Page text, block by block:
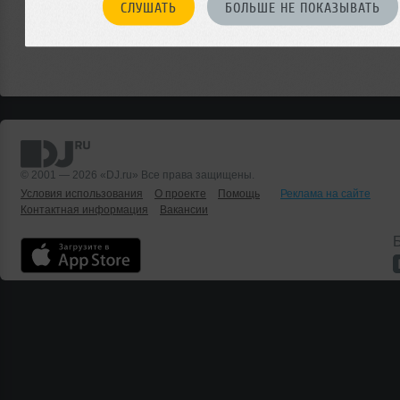
СЛУШАТЬ БОЛЬШЕ НЕ ПОКАЗЫВАТЬ
© 2001 — 2026 «DJ.ru» Все права защищены.
Условия использования
О проекте Помощь
Реклама на сайте
Контактная информация
Вакансии